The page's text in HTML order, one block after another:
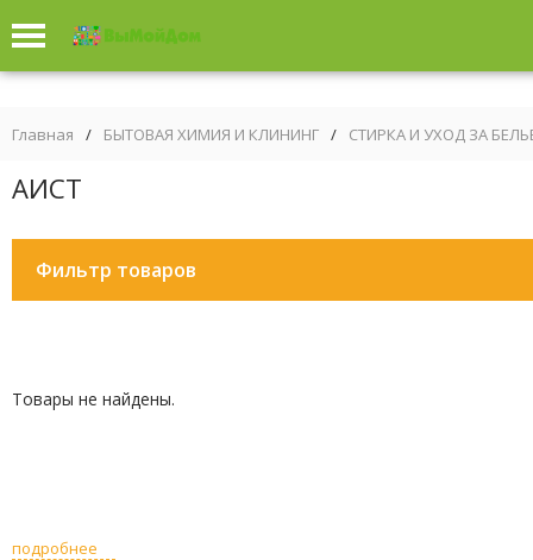
Главная / БЫТОВАЯ ХИМИЯ И КЛИНИНГ / СТИРКА И УХОД ЗА
АИСТ
Фильтр товаров
Товары не найдены.
подробнее